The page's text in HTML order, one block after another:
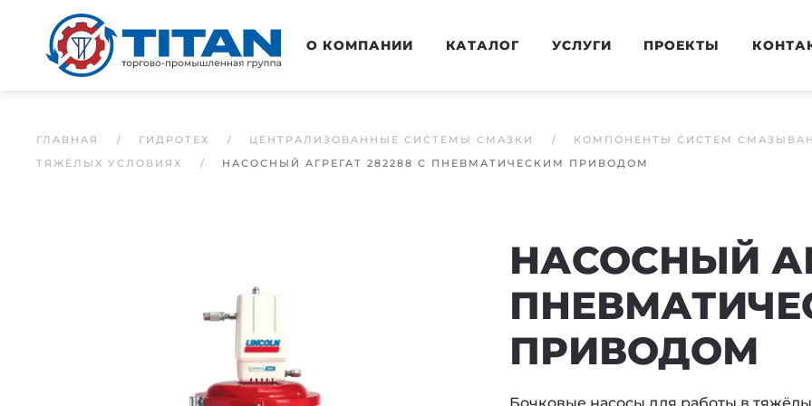
Перейти к основному содержанию О КОМПАНИИ КАТАЛОГ УСЛУГИ ПРОЕКТЫ
ГЛАВНАЯ ГИДРОТЕХ ЦЕНТРАЛИЗОВАННЫЕ СИСТЕМЫ СМАЗКИ КОМПОНЕНТЫ СИСТЕМ
ТЯЖЁЛЫХ УСЛОВИЯХ
НАСОСНЫЙ АГРЕГАТ 282288 С ПНЕВМАТИЧЕСКИМ ПРИВОДОМ
НАСОСНЫЙ
ПРИВОДОМ